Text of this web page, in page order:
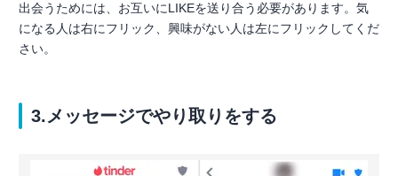
出会うためには、お互いにLIKEを送り合う必要があります。気
になる人は右にフリック、興味がない人は左にフリックしてくだ
さい。
3.メッセージでやり取りをする